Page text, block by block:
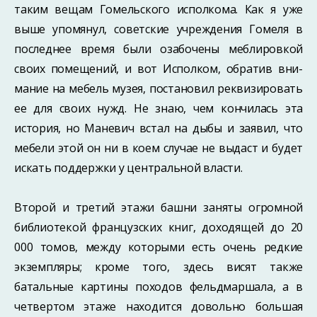
таким вещам Гомельского ис­полкома. Как я уже
выше упомянул, советские учреждения Гомеля в
последнее вре­мя были озабочены меблировкой
своих помещений, и вот Исполком, обратив вни­
мание на мебель музея, постановил реквизировать
ее для своих нужд. Не знаю, чем кончилась эта
история, но Маневич встал на дыбы и заявил, что
мебели этой он ни в коем случае не выдаст и будет
искать поддержки у центральной власти.
Второй и третий этажи башни заняты огромной
библиотекой французских книг, доходящей до 20
000 томов, между которыми есть очень редкие
экземпляры; кроме того, здесь висят также
батальные картины походов фельдмаршала, а в
четвертом этаже находится довольно большая